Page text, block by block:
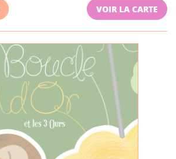
VOIR LA CARTE